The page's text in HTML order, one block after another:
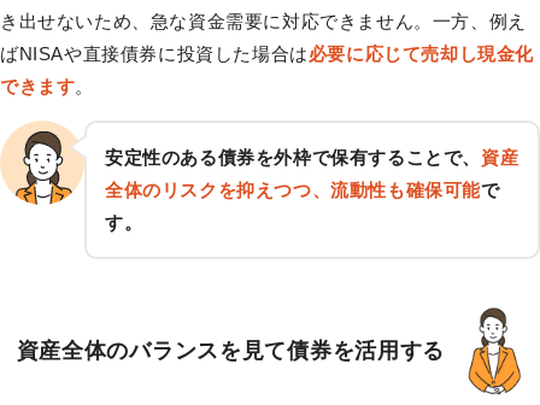
き出せないため、急な資金需要に対応できません。一方、例え
ばNISAや直接債券に投資した場合は必要に応じて売却し現金化
できます。
安定性のある債券を外枠で保有することで、 資産
全体のリスクを抑えつつ、流動性も確保可能で
す。
資産全体のバランスを見て債券を活用する